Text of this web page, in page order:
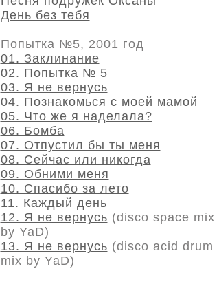
День без тебя
Попытка №5, 2001 год
01. Заклинание
02. Попытка № 5
03. Я не вернусь
04. Познакомься с моей мамой
05. Что же я наделала?
06. Бомба
07. Отпустил бы ты меня
08. Сейчас или никогда
09. Обними меня
10. Спасибо за лето
11. Каждый день
12. Я не вернусь (disco space mix
by YaD)
13. Я не вернусь (disco acid drum
mix by YaD)